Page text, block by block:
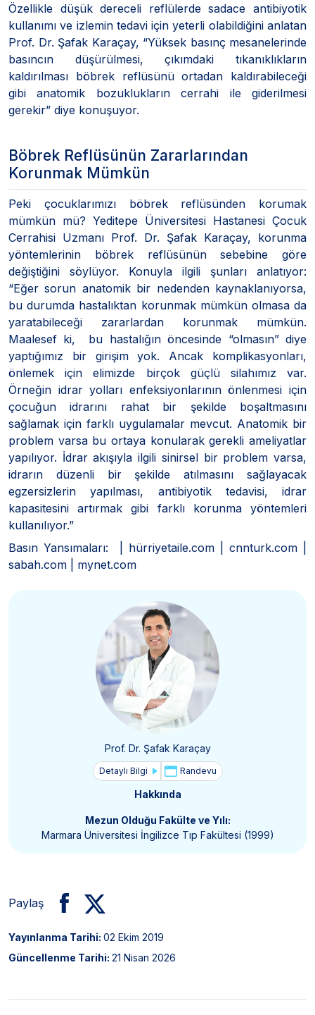
Özellikle düşük dereceli reflülerde sadace antibiyotik
kullanımı ve izlemin tedavi için yeterli olabildiğini anlatan
Prof. Dr. Şafak Karaçay, “Yüksek basınç mesanelerinde
basıncın düşürülmesi, çıkımdaki tıkanıklıkların
kaldırılması böbrek reflüsünü ortadan kaldırabileceği
gibi anatomik bozuklukların cerrahi ile giderilmesi
gerekir” diye konuşuyor.
Böbrek Reflüsünün Zararlarından
Korunmak Mümkün
Peki çocuklarımızı böbrek reflüsünden korumak
mümkün mü? Yeditepe Üniversitesi Hastanesi Çocuk
Cerrahisi Uzmanı Prof. Dr. Şafak Karaçay, korunma
yöntemlerinin böbrek reflüsünün sebebine göre
değiştiğini söylüyor. Konuyla ilgili şunları anlatıyor:
“Eğer sorun anatomik bir nedenden kaynaklanıyorsa,
bu durumda hastalıktan korunmak mümkün olmasa da
yaratabileceği zararlardan korunmak mümkün.
Maalesef ki, bu hastalığın öncesinde “olmasın” diye
yaptığımız bir girişim yok. Ancak komplikasyonları,
önlemek için elimizde birçok güçlü silahımız var.
Örneğin idrar yolları enfeksiyonlarının önlenmesi için
çocuğun idrarını rahat bir şekilde boşaltmasını
sağlamak için farklı uygulamalar mevcut. Anatomik bir
problem varsa bu ortaya konularak gerekli ameliyatlar
yapılıyor. İdrar akışıyla ilgili sinirsel bir problem varsa,
idrarın düzenli bir şekilde atılmasını sağlayacak
egzersizlerin yapılması, antibiyotik tedavisi, idrar
kapasitesini artırmak gibi farklı korunma yöntemleri
kullanılıyor.”
Basın Yansımaları: | hürriyetaile.com | cnnturk.com |
sabah.com | mynet.com
Prof. Dr. Şafak Karaçay
Detaylı Bilgi Randevu
Hakkında
Mezun Olduğu Fakülte ve Yılı:
Marmara Üniversitesi İngilizce Tıp Fakültesi (1999)
Paylaş
Yayınlanma Tarihi: 02 Ekim 2019
Güncellenme Tarihi: 21 Nisan 2026